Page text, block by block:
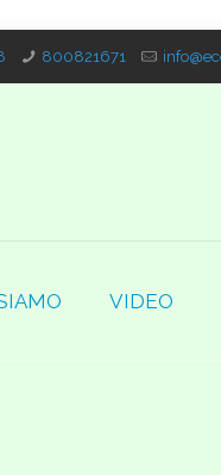
800821671
VIDEO